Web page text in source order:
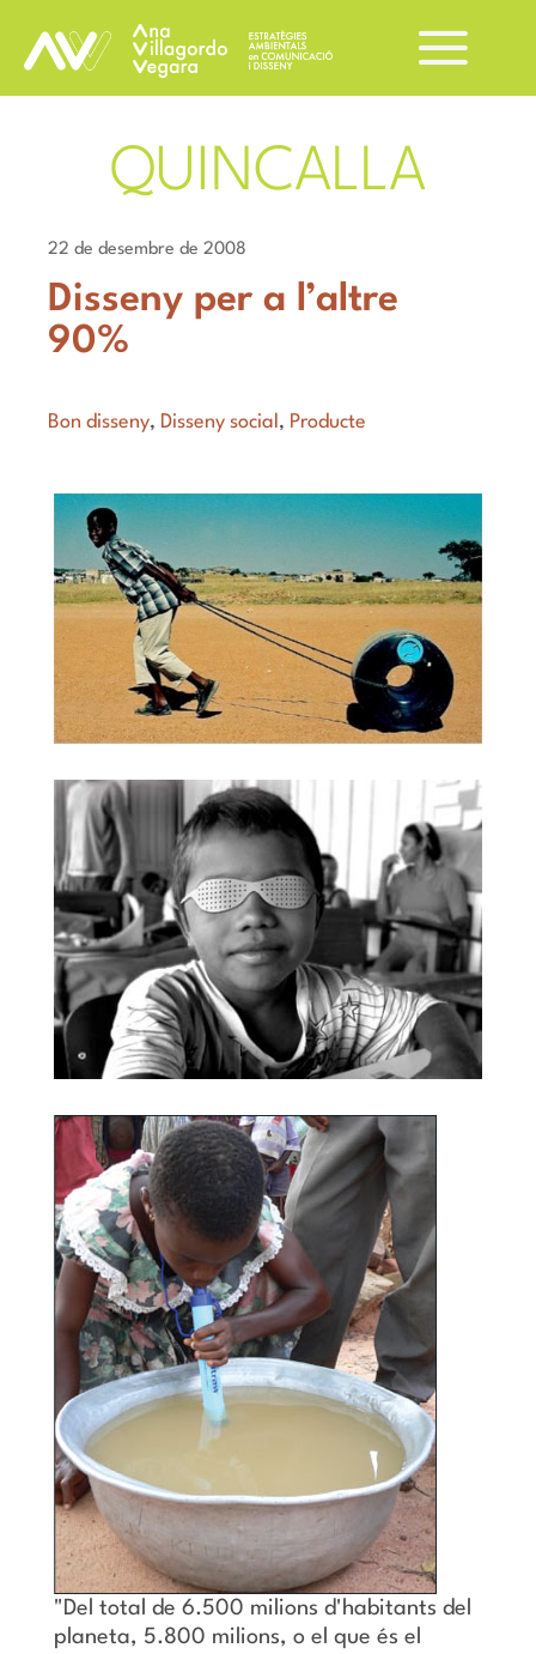
QUINCALLA
22 de desembre de 2008
Disseny per a l’altre
90%
Bon disseny, Disseny social , Producte
"Del total de 6.500 milions d'habitants del
planeta, 5.800 milions, o el que és el